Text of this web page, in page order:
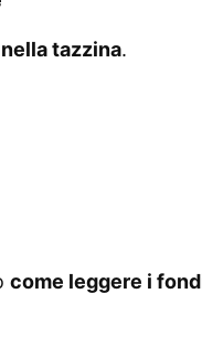
tazzina.
come leggere i